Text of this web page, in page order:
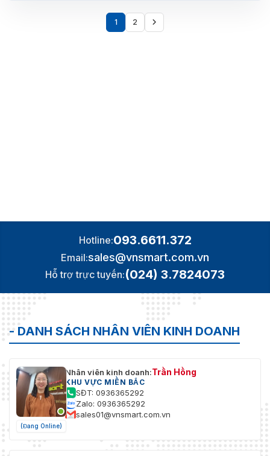
1 2
Hotline:093.6611.372
Email:sales@vnsmart.com.vn
Hỗ trợ trực tuyến:(024) 3.7824073
- DANH SÁCH NHÂN VIÊN KINH DOANH
(Đang Online)
Nhân viên kinh doanh:Trần Hồng
KHU VỰC MIỀN BẮC
SĐT: 0936365292
Zalo: 0936365292
sales01@vnsmart.com.vn